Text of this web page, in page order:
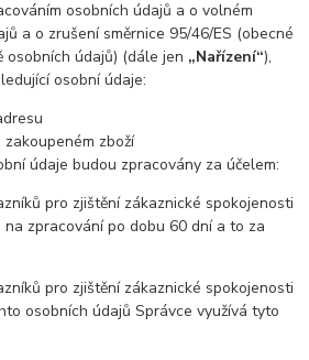
osobních údajů a o volném
a o zrušení směrnice 95/46/ES (obecné
osobních údajů) (dále jen „Nařízení“),
osobní údaje:
zboží
údaje budou zpracovány za účelem:
pro zjištění zákaznické spokojenosti
zpracování po dobu 60 dní a to za
pro zjištění zákaznické spokojenosti
osobních údajů Správce využívá tyto